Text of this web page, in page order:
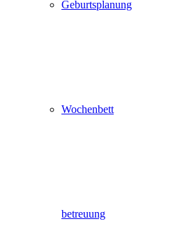
Geburtsplanung
Wochenbett
betreuung